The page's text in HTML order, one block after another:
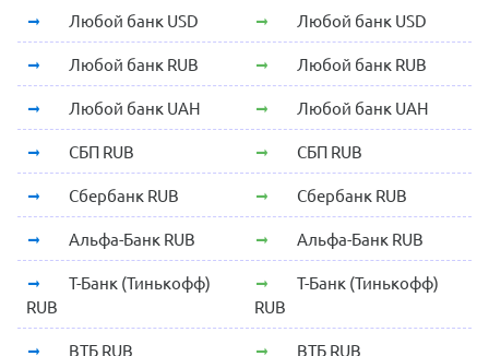
Любой банк USD Любой банк USD
Любой банк RUB Любой банк RUB
Любой банк UAH Любой банк UAH
СБП RUB СБП RUB
Сбербанк RUB Сбербанк RUB
Альфа-Банк RUB Альфа-Банк RUB
Т-Банк (Тинькофф)
RUB
Т-Банк (Тинькофф)
RUB
ВТБ RUB ВТБ RUB